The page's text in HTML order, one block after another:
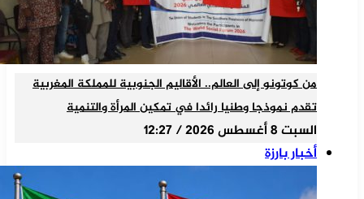
من كوتونو إلى العالم.. الأقاليم الجنوبية للمملكة المغربية
تقدم نموذجا وطنيا رائدا في تمكين المرأة والتنمية
السبت 8 أغسطس 2026 / 12:27
أخبار بارزة